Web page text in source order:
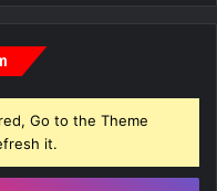
Go to the Theme
it.